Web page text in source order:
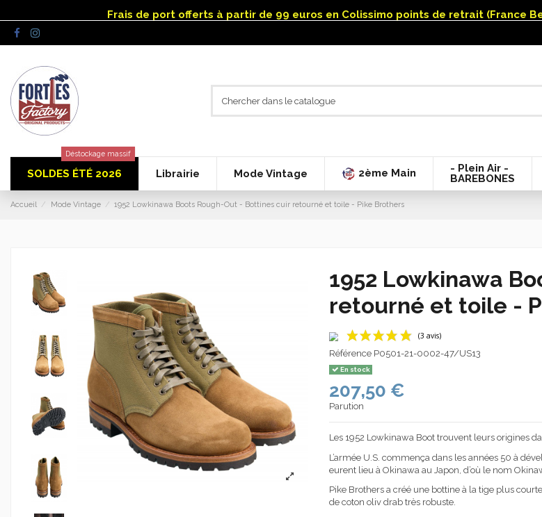
Frais de port offerts à partir de 99 euros en Colissimo points de retrait (France
SOLDES ÉTÉ 2026
Déstockage massif
Librairie Mode Vintage 2ème Main
- Plein Air -
BAREBONES
Accueil Mode Vintage 1952 Lowkinawa Boots Rough-Out - Bottines cuir retourné et toile - Pike Brothers
1952 Lowkinawa
retourné et toile -
Référence P0501-21-0002-47/US13
En stock
207,50 €
Parution
Les 1952 Lowkinawa Boot trouvent leurs origines
L’armée U.S. commença dans les années 50 à
eurent lieu à Okinawa au Japon, d’où le nom
Pike Brothers a créé une bottine à la tige plus
de coton oliv drab très robuste.